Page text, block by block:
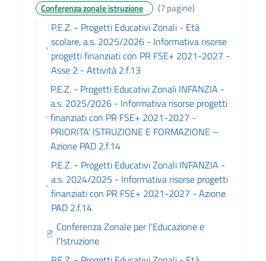
Conferenza zonale istruzione (7 pagine)
P.E.Z. - Progetti Educativi Zonali - Età
scolare, a.s. 2025/2026 - Informativa risorse
progetti finanziati con PR FSE+ 2021-2027 -
Asse 2 - Attività 2.f.13
P.E.Z. - Progetti Educativi Zonali INFANZIA -
a.s. 2025/2026 - Informativa risorse progetti
finanziati con PR FSE+ 2021-2027 -
PRIORITA' ISTRUZIONE E FORMAZIONE –
Azione PAD 2.f.14
P.E.Z. - Progetti Educativi Zonali INFANZIA -
a.s. 2024/2025 - Informativa risorse progetti
finanziati con PR FSE+ 2021-2027 - Azione
PAD 2.f.14
Conferenza Zonale per l'Educazione e
l'Istruzione